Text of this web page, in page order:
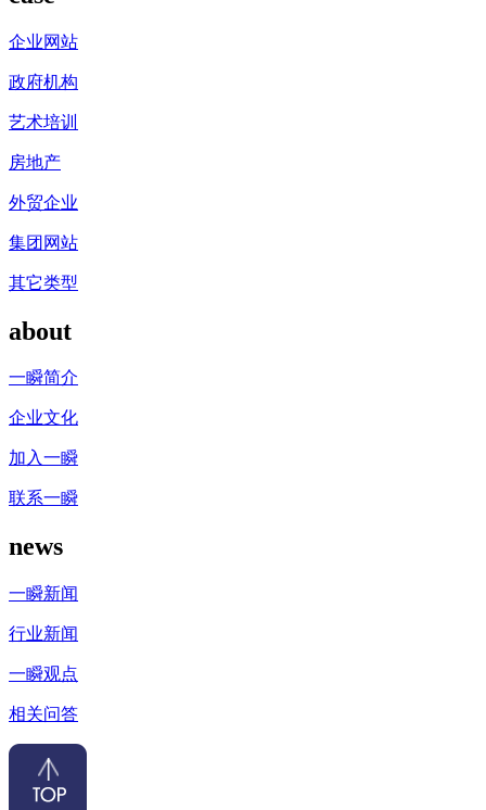
企业网站
政府机构
艺术培训
房地产
外贸企业
集团网站
其它类型
about
一瞬简介
企业文化
加入一瞬
联系一瞬
news
一瞬新闻
行业新闻
一瞬观点
相关问答